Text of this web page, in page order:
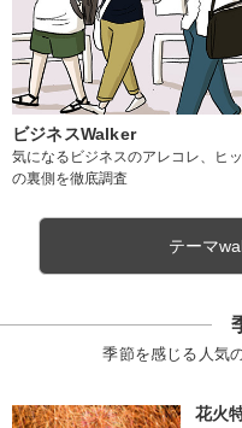
ビジネスWalker
気になるビジネスのアレコレ、ヒ
の裏側を徹底調査
テーマ
季節を感じる人気
花火